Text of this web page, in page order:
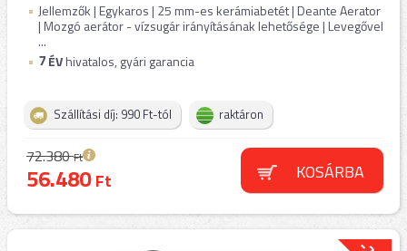
Jellemzők | Egykaros | 25 mm-es kerámiabetét | Deante Aerator
| Mozgó aerátor - vízsugár irányításának lehetősége | Levegővel
...
7ÉVhivatalos, gyári garancia
Szállítási díj: 990 Ft-tól raktáron
72.380Ft
56.480Ft KOSÁRBA